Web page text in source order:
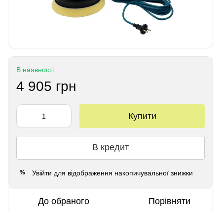
В наявності
4 905 грн
Купити
В кредит
% Увійти для відображення накопичувальної знижки
До обраного Порівняти